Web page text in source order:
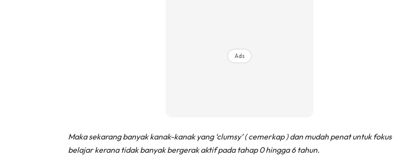
Ads
Maka sekarang banyak kanak-kanak yang ‘clumsy’ ( cemerkap ) dan mudah penat untuk fokus
belajar kerana tidak banyak bergerak aktif pada tahap 0 hingga 6 tahun.